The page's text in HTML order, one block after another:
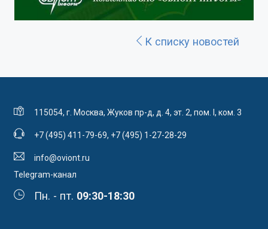
К списку новостей
115054, г. Москва, Жуков пр-д, д. 4, эт. 2, пом. I, ком. 3
+7 (495) 411-79-69, +7 (495) 1-27-28-29
info@oviont.ru
Telegram-канал
Пн. - пт. 09:30-18:30